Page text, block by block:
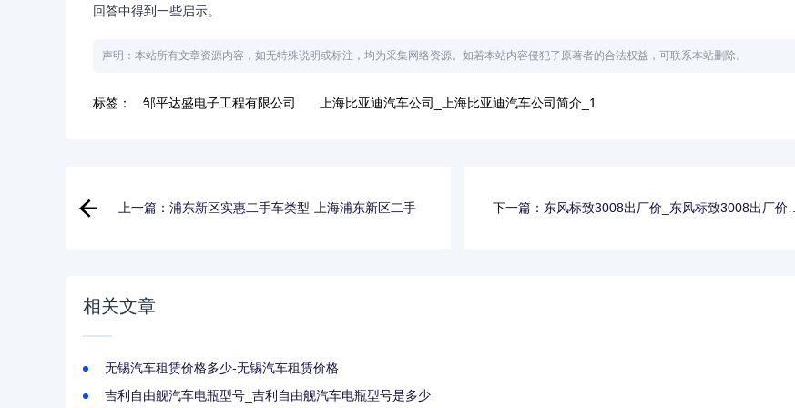
回答中得到一些启示。
声明：本站所有文章资源内容，如无特殊说明或标注，均为采集网络资源。如若本站内容侵犯了原著者的合法权益，可联系本站删除。
标签： 邹平达盛电子工程有限公司 上海比亚迪汽车公司_上海比亚迪汽车公司简介_1
上一篇：浦东新区实惠二手车类型-上海浦东新区二手
下一篇：东风标致3008出厂价_东风标致3008出厂价多
相关文章
无锡汽车租赁价格多少-无锡汽车租赁价格
吉利自由舰汽车电瓶型号_吉利自由舰汽车电瓶型号是多少